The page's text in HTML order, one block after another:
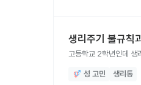
생리주기 불규칙
고등학교 2학년인데 생
성 고민 생리통